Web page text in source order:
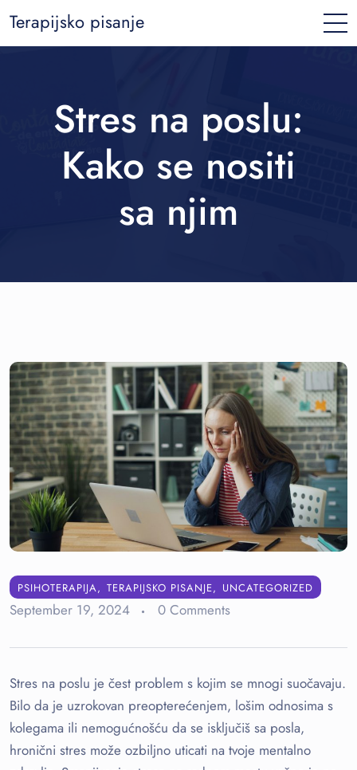
Terapijsko pisanje
Stres na poslu:
Kako se nositi
sa njim
PSIHOTERAPIJA TERAPIJSKO PISANJE UNCATEGORIZED
September 19, 2024 0 Comments
Stres na poslu je čest problem s kojim se mnogi suočavaju.
Bilo da je uzrokovan preopterećenjem, lošim odnosima s
kolegama ili nemogućnošću da se isključiš sa posla,
hronični stres može ozbiljno uticati na tvoje mentalno